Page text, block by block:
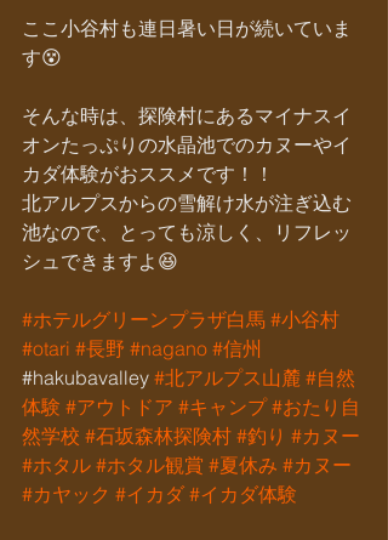
ここ小谷村も連日暑い日が続いていま
す😵
そんな時は、探険村にあるマイナスイ
オンたっぷりの水晶池でのカヌーやイ
カダ体験がおススメです！！
北アルプスからの雪解け水が注ぎ込む
池なので、とっても涼しく、リフレッ
シュできますよ😆
#ホテルグリーンプラザ白馬 #小谷村
#otari #長野 #nagano #信州
#hakubavalley #北アルプス山麓 #自然
体験 #アウトドア #キャンプ #おたり自
然学校 #石坂森林探険村 #釣り #カヌー
#ホタル #ホタル観賞 #夏休み #カヌー
#カヤック #イカダ #イカダ体験